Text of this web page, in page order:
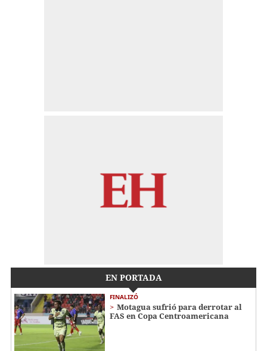
EN PORTADA
FINALIZÓ
Motagua sufrió para derrotar al
FAS en Copa Centroamericana